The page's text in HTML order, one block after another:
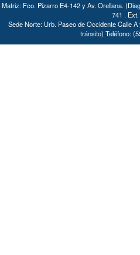
Matriz: Fco. Pizarro E4-142 y Av. Orellana.
741 .
Sede Norte: Urb. Paseo de Occidente Calle
tránsito) Teléfono: